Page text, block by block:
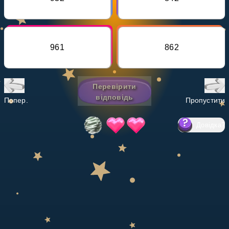
НАВЧАЛЬНИЙ ПЛАН
961 862
Попер.
Перевірити
відповідь
Пропустити
?